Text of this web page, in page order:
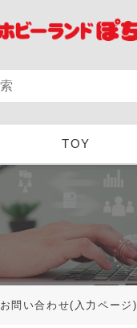
TOY
お問い合わせ(入力ページ)